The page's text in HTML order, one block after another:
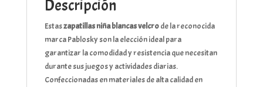
Descripción
Estaszapatillas niña blancas velcrode la reconocida
marca Pablosky son la elección ideal para
garantizar la comodidad y resistencia que necesitan
durante sus juegos y actividades diarias.
Confeccionadas en materiales de alta calidad en